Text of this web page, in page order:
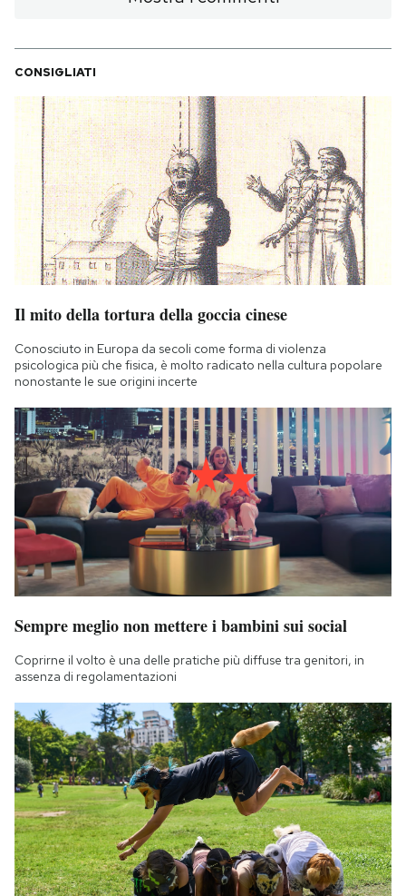
CONSIGLIATI
Il mito della tortura della goccia cinese
Conosciuto in Europa da secoli come forma di violenza
psicologica più che fisica, è molto radicato nella cultura popolare
nonostante le sue origini incerte
Sempre meglio non mettere i bambini sui social
Coprirne il volto è una delle pratiche più diffuse tra genitori, in
assenza di regolamentazioni